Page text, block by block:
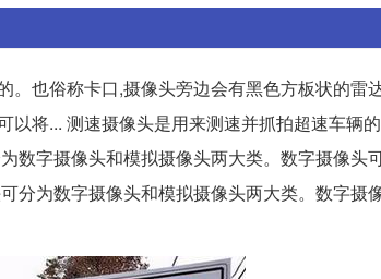
。也俗称卡口,摄像头旁边会有黑色方板状的雷
以将... 测速摄像头是用来测速并抓拍超速车辆
数字摄像头和模拟摄像头两大类。数字摄像头
分为数字摄像头和模拟摄像头两大类。数字摄